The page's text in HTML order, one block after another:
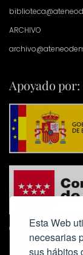
Esta Web
necesarias
sus hábitos
ARCHIVO
Apoyado por: